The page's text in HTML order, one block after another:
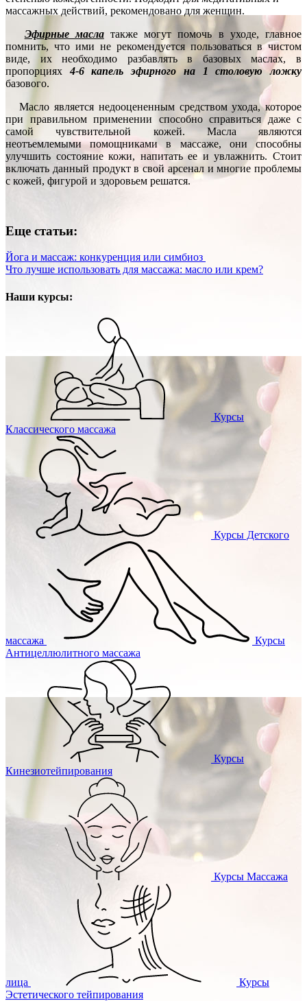
массажных действий, рекомендовано для женщин.
Эфирные маслатакже могут помочь в уходе, главное
помнить, что ими не рекомендуется пользоваться в чистом
виде, их необходимо разбавлять в базовых маслах, в
пропорциях 4-6 капель эфирного на 1 столовую ложку
базового.
Масло является недооцененным средством ухода, которое
при правильном применении способно справиться даже с
самой чувствительной кожей. Масла являются
неотъемлемыми помощниками в массаже, они способны
улучшить состояние кожи, напитать ее и увлажнить. Стоит
включать данный продукт в свой арсенал и многие проблемы
с кожей, фигурой и здоровьем решатся.
Еще статьи:
Йога и массаж: конкуренция или симбиоз
Что лучше использовать для массажа: масло или крем?
Наши курсы:
Курсы
Классического массажа
Курсы Детского
массажа
Курсы
Антицеллюлитного массажа
Курсы
Кинезиотейпирования
Курсы Массажа
лица
Курсы
Эстетического тейпирования